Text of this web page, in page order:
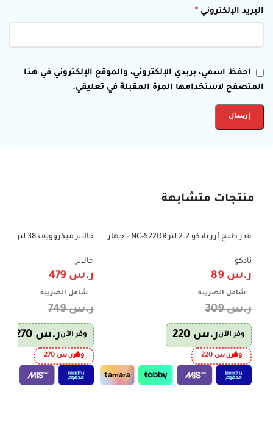
البريد الإلكتروني *
احفظ اسمي، بريدي الإلكتروني، والموقع الإلكتروني في هذا
المتصفح لاستخدامها المرة المقبلة في تعليقي.
منتجات متشابهة
-71%
قدر طبخ أرز نادكو 2.2 لتر NC-522DR – جهاز
نادكو
ر.س
شامل الضريبة
ر.س309
وفر الآنر.س
وفرر.س 220
-36%
جالانز
ر.س
شامل الضريبة
ر.س749
وفر الآنر.س
وفرر.س 270